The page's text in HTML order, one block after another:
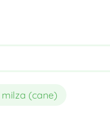
(cane)